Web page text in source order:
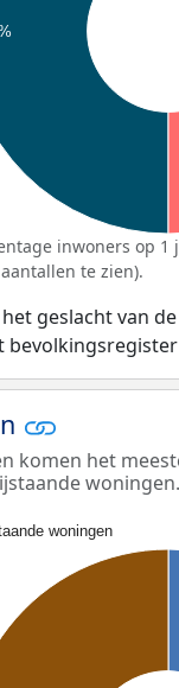
inwoners op
te zien).
geslacht van
komen het
woningen.
woningen